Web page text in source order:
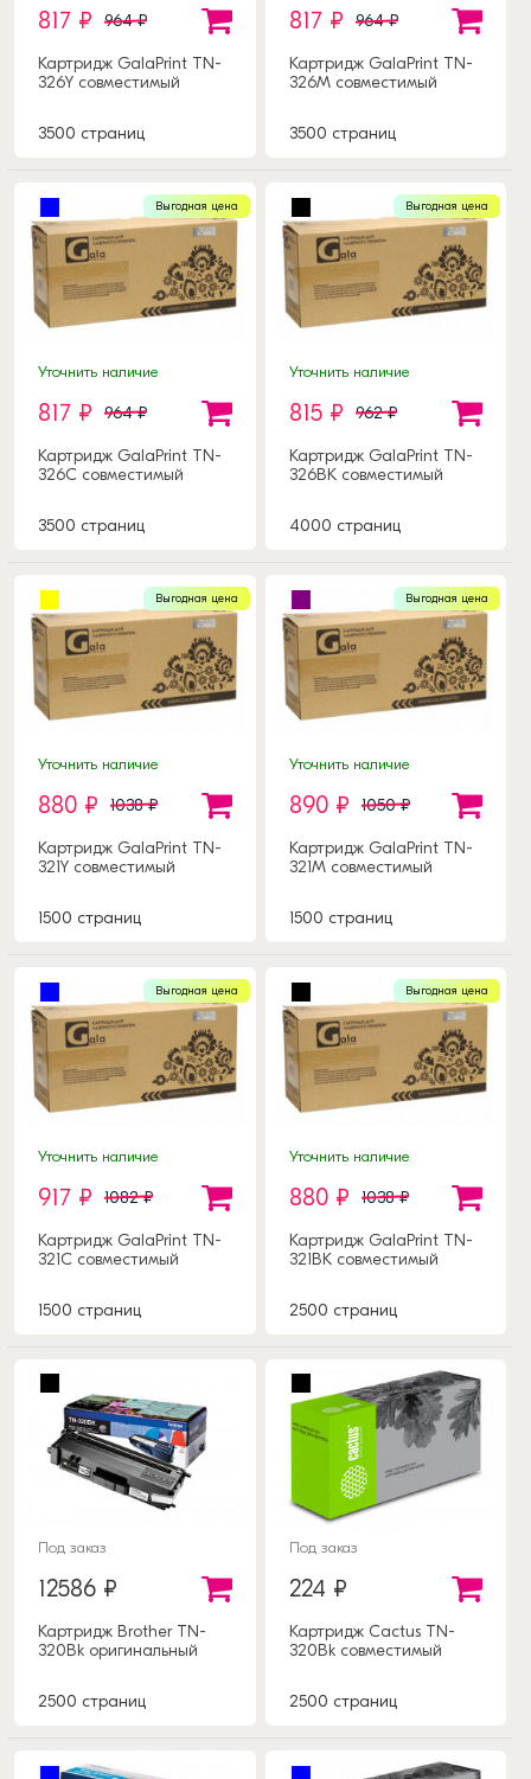
817 ₽ 964 ₽
Картридж GalaPrint TN-
326Y совместимый
3500 страниц
817 ₽ 964 ₽
Картридж GalaPrint TN-
326M совместимый
3500 страниц
Выгодная цена
Уточнить наличие
817 ₽ 964 ₽
Картридж GalaPrint TN-
326C совместимый
3500 страниц
Выгодная цена
Уточнить наличие
815 ₽ 962 ₽
Картридж GalaPrint TN-
326BK совместимый
4000 страниц
Выгодная цена
Уточнить наличие
880 ₽ 1038 ₽
Картридж GalaPrint TN-
321Y совместимый
1500 страниц
Выгодная цена
Уточнить наличие
890 ₽ 1050 ₽
Картридж GalaPrint TN-
321M совместимый
1500 страниц
Выгодная цена
Уточнить наличие
917 ₽ 1082 ₽
Картридж GalaPrint TN-
321C совместимый
1500 страниц
Выгодная цена
Уточнить наличие
880 ₽ 1038 ₽
Картридж GalaPrint TN-
321BK совместимый
2500 страниц
Под заказ
12586 ₽
Картридж Brother TN-
320Bk оригинальный
2500 страниц
Под заказ
224 ₽
Картридж Cactus TN-
320Bk совместимый
2500 страниц